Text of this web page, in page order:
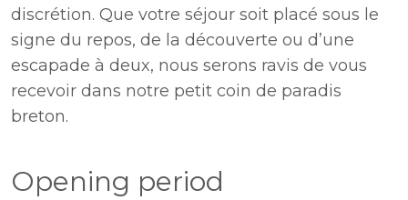
discrétion. Que votre séjour soit placé sous le
signe du repos, de la découverte ou d’une
escapade à deux, nous serons ravis de vous
recevoir dans notre petit coin de paradis
breton.
Opening period